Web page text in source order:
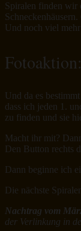
Spiralen finden wir
Und noch viel
Und da es
dass ich jeden 1.
zu finden und sie
Macht ihr mit?
Den Button rechts
Dann beginne ich
Die nächste
Nachtrag vom
der Verlinkung in